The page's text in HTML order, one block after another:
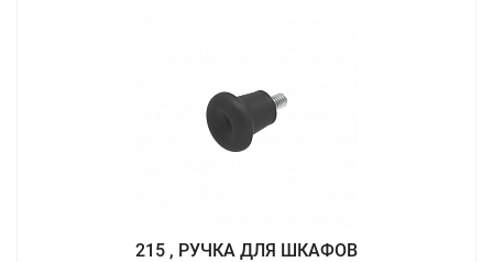
215 , РУЧКА ДЛЯ ШКАФОВ